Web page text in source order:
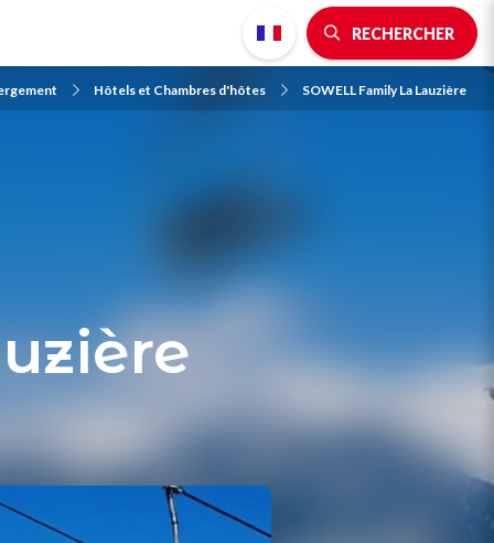
RECHERCHER
Hôtels et Chambres d'hôtes SOWELL Family La Lauzière